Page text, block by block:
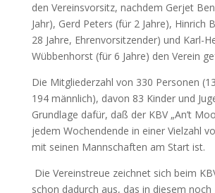
den Vereinsvorsitz, nachdem Gerjet
Jahr), Gerd Peters (für 2 Jahre), Hinrich
28 Jahre, Ehrenvorsitzender) und Karl-
Wübbenhorst (für 6 Jahre) den Verein
Die Mitgliederzahl von 330 Personen
194 männlich), davon 83 Kinder und
Grundlage dafür, daß der KBV „An’t
jedem Wochendende in einer Vielzahl
mit seinen Mannschaften am Start ist.
Die Vereinstreue zeichnet sich beim
schon dadurch aus, das in diesem noch